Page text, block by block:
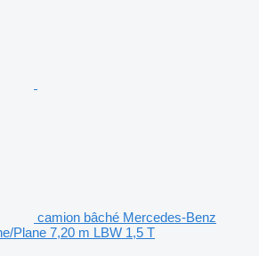
camion bâché Mercedes-Benz
Plane 7,20 m LBW 1,5 T